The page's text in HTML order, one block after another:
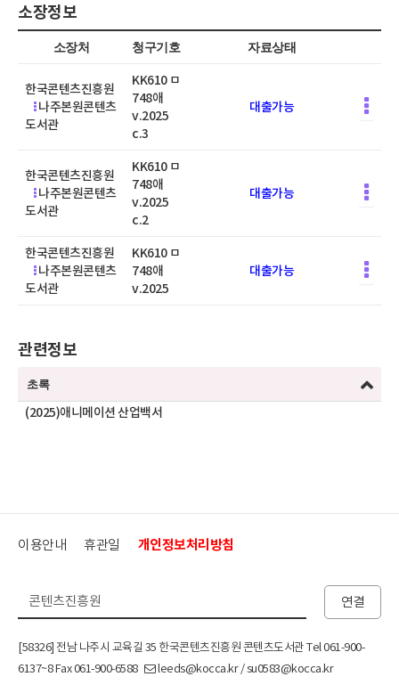
소장정보
소장처 청구기호 자료상태
한국콘텐츠진흥원
나주본원콘텐츠
도서관
KK610 ㅁ
748애
v.2025
c.3
대출가능
한국콘텐츠진흥원
나주본원콘텐츠
도서관
KK610 ㅁ
748애
v.2025
c.2
대출가능
한국콘텐츠진흥원
나주본원콘텐츠
도서관
KK610 ㅁ
748애
v.2025
대출가능
관련정보
초록
(2025)애니메이션 산업백서
이용안내 휴관일 개인정보처리방침
연결
[58326] 전남 나주시 교육길 35 한국콘텐츠진흥원 콘텐츠도서관 Tel 061-900-
6137~8 Fax 061-900-6588
leeds@kocca.kr / su0583@kocca.kr